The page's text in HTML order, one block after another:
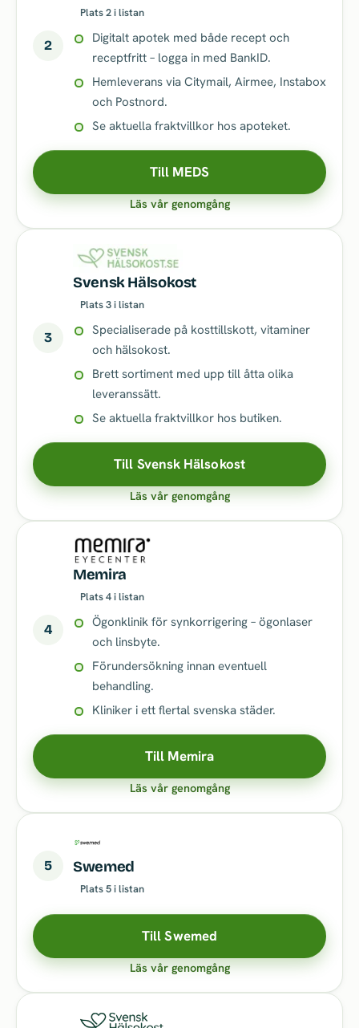
2
Plats 2 i listan
Digitalt apotek med både recept och
receptfritt – logga in med BankID.
Hemleverans via Citymail, Airmee, Instabox
och Postnord.
Se aktuella fraktvillkor hos apoteket.
Till MEDS
Läs vår genomgång
3
Svensk Hälsokost
Plats 3 i listan
Specialiserade på kosttillskott, vitaminer
och hälsokost.
Brett sortiment med upp till åtta olika
leveranssätt.
Se aktuella fraktvillkor hos butiken.
Till Svensk Hälsokost
Läs vår genomgång
4
Memira
Plats 4 i listan
Ögonklinik för synkorrigering – ögonlaser
och linsbyte.
Förundersökning innan eventuell
behandling.
Kliniker i ett flertal svenska städer.
Till Memira
Läs vår genomgång
5 Swemed
Plats 5 i listan
Till Swemed
Läs vår genomgång